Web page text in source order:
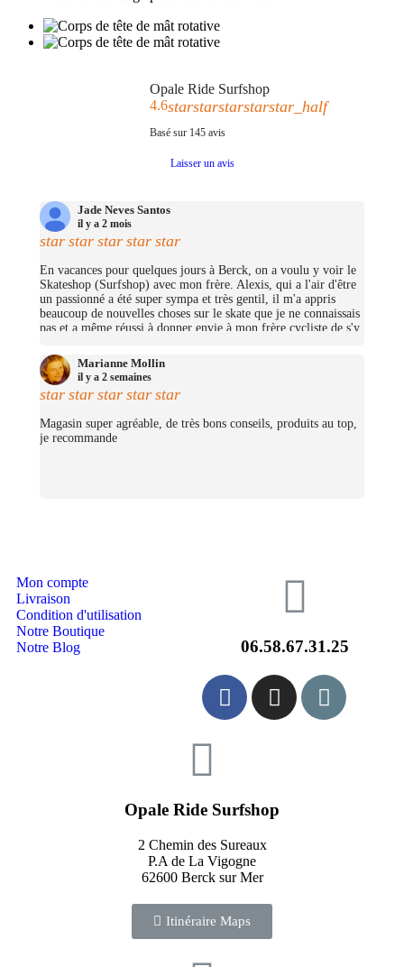
Opale Ride Surfshop
4.6starstarstarstarstar_half
Basé sur 145avis
Laisser un avis
Jade Neves Santos
il y a 2 mois
star star star star star
En vacances pour quelques jours à Berck, on a voulu y voir le
Skateshop (Surfshop) avec mon frère. Alexis, qui a l'air d'être
un passionné a été super sympa et très gentil, il m'a appris
beaucoup de nouvelles choses sur le skate que je ne connaissais
pas et a même réussi à donner envie à mon frère cycliste de s'y
j'ai pu me prendre quelques petites choses et on repassera très
certainement un jour pour nous prendre un cruiser chacun.
(Merciii encore pour les stickers offerts !
Marianne Mollin
il y a 2 semaines
star star star star star
Magasin super agréable, de très bons conseils, produits au top,
je recommande
Mon compte
Livraison
Condition d'utilisation
Notre Boutique
Notre Blog
06.58.67.31.25
Opale Ride Surfshop
2 Chemin des Sureaux
P.A de La Vigogne
62600 Berck sur Mer
Itinéraire Maps